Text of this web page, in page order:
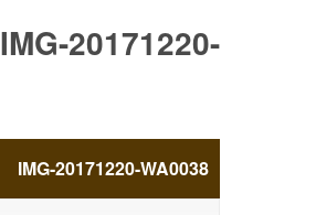
IMG-20171220-
IMG-20171220-WA0038